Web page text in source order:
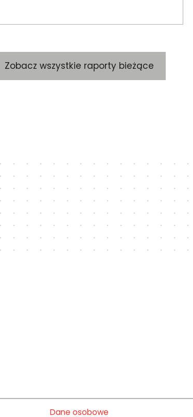
odbyło się 26 czerwca 2026 r. („ZWZ”).
Zobacz wszystkie raporty bieżące
Dane osobowe